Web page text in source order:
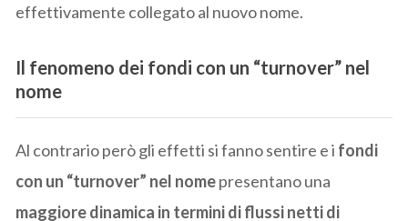
effettivamente collegato al nuovo nome.
Il fenomeno dei fondi con un “turnover” nel
nome
Al contrario però gli effetti si fanno sentire e i fondi
con un “turnover” nel nomepresentano una
maggiore dinamica in termini di flussi nettidi